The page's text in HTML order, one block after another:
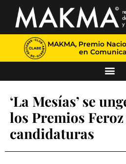
MAKMA, Premio
en
‘La Mesías’ se
los Premios Feroz
candidaturas